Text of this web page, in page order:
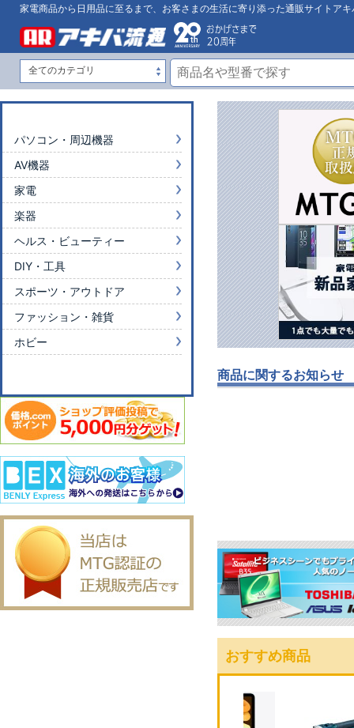
家電商品から日用品に至るまで、お客さまの生活に寄り添った通販サイトアキ
商品に関するお知らせ
おすすめ商品
パソコン・周辺機器
AV機器
家電
楽器
ヘルス・ビューティー
DIY・工具
スポーツ・アウトドア
ファッション・雑貨
ホビー